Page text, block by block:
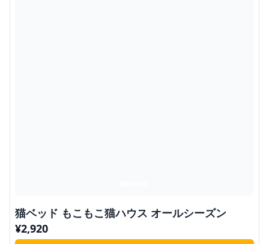
猫ベッド もこもこ猫ハウス オールシーズン
¥2,920